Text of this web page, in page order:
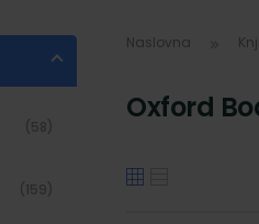
(58)
(159)
Naslovna
Oxford